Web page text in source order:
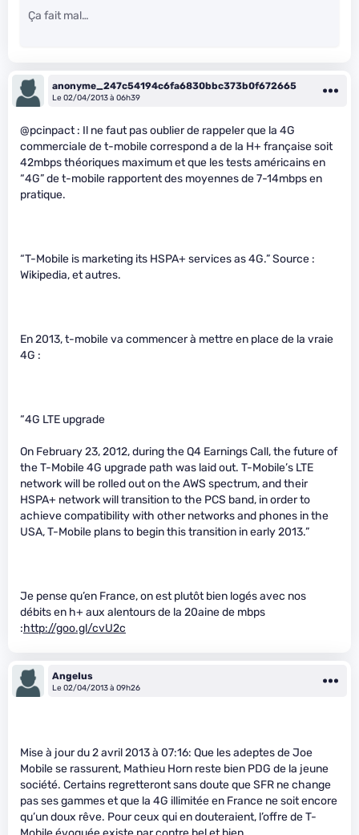
Ça fait mal…
anonyme_247c54194c6fa6830bbc373b0f672665
Le 02/04/2013 à 06h39
@pcinpact : Il ne faut pas oublier de rappeler que la 4G
commerciale de t-mobile correspond a de la H+ française soit
42mbps théoriques maximum et que les tests américains en
“4G” de t-mobile rapportent des moyennes de 7-14mbps en
pratique.
“T-Mobile is marketing its HSPA+ services as 4G.” Source :
Wikipedia, et autres.
En 2013, t-mobile va commencer à mettre en place de la vraie
4G :
“4G LTE upgrade
On February 23, 2012, during the Q4 Earnings Call, the future of
the T-Mobile 4G upgrade path was laid out. T-Mobile’s LTE
network will be rolled out on the AWS spectrum, and their
HSPA+ network will transition to the PCS band, in order to
achieve compatibility with other networks and phones in the
USA, T-Mobile plans to begin this transition in early 2013.”
Je pense qu’en France, on est plutôt bien logés avec nos
débits en h+ aux alentours de la 20aine de mbps
:http://goo.gl/cvU2c
AngeIus
Le 02/04/2013 à 09h26
Mise à jour du 2 avril 2013 à 07:16: Que les adeptes de Joe
Mobile se rassurent, Mathieu Horn reste bien PDG de la jeune
société. Certains regretteront sans doute que SFR ne change
pas ses gammes et que la 4G illimitée en France ne soit encore
qu’un doux rêve. Pour ceux qui en douteraient, l’offre de T-